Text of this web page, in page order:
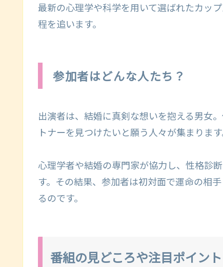
最新の心理学や科学を用いて選ばれたカッ
程を追います。
参加者はどんな人たち？
出演者は、結婚に真剣な想いを抱える男女
トナーを見つけたいと願う人々が集まります
心理学者や結婚の専門家が協力し、性格診
す。その結果、参加者は初対面で運命の相
るのです。
番組の見どころや注目ポイント